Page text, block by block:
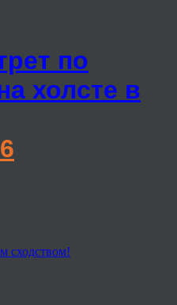
по
холсте в
сходством!